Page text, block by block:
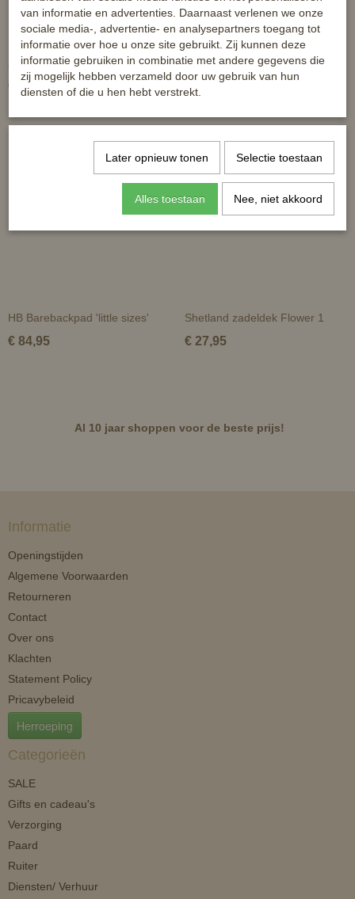
Zadeldek Champ
€ 26,95
Zadeldek Shetland Horze
€ 24,46
HB Barebackpad 'little sizes'
€ 84,95
Shetland zadeldek Flower 1
€ 27,95
Al 10 jaar shoppen voor de beste prijs!
Informatie
Openingstijden
Algemene Voorwaarden
Retourneren
Contact
Over ons
Klachten
Statement Policy
Pricavybeleid
Herroeping
Categorieën
SALE
Gifts en cadeau's
Verzorging
Paard
Ruiter
Diensten/ Verhuur
van informatie en advertenties. Daarnaast verlenen we onze
sociale media-, advertentie- en analysepartners toegang tot
informatie over hoe u onze site gebruikt. Zij kunnen deze
informatie gebruiken in combinatie met andere gegevens die
zij mogelijk hebben verzameld door uw gebruik van hun
diensten of die u hen hebt verstrekt.
Later opnieuw tonen Selectie toestaan
Alles toestaan Nee, niet akkoord